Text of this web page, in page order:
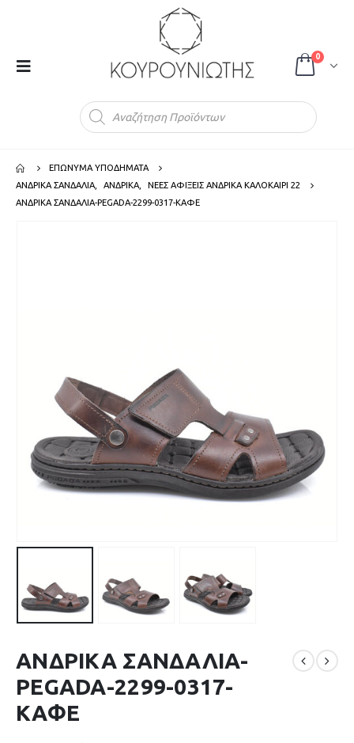
0
ΕΠΩΝΥΜΑ ΥΠΟΔΗΜΑΤΑ
ΑΝΔΡΙΚΑ ΣΑΝΔΑΛΙΑ
ΑΝΔΡΙΚΑ
ΝΕΕΣ ΑΦΙΞΕΙΣ ΑΝΔΡΙΚΑ ΚΑΛΟΚΑΙΡΙ 22
ΑΝΔΡΙΚΑ ΣΑΝΔΑΛΙΑ-PEGADA-2299-0317-ΚΑΦΕ
ΑΝΔΡΙΚΑ ΣΑΝΔΑΛΙΑ-
PEGADA-2299-0317-
ΚΑΦΕ